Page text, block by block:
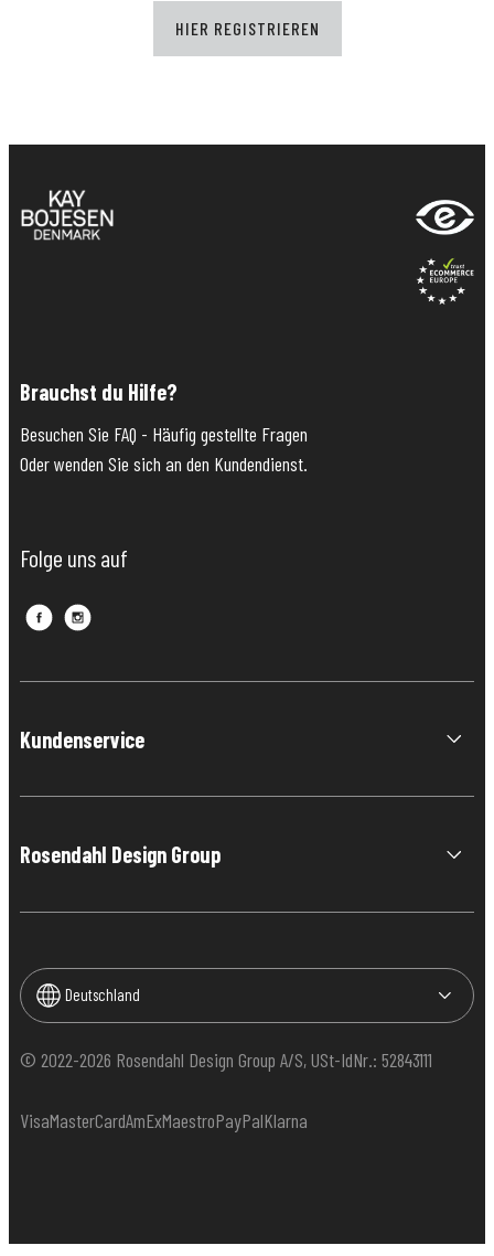
HIER REGISTRIEREN
Brauchst du Hilfe?
Besuchen Sie FAQ - Häufig gestellte Fragen
Oder wenden Sie sich an den Kundendienst.
Folge uns auf
Kundenservice
Rosendahl Design Group
© 2022-2026 Rosendahl Design Group A/S, USt-IdNr.: 52843111
VisaMasterCardAmExMaestroPayPalKlarna
Deutschland